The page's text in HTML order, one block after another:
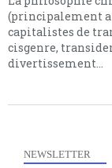
(principalement
capitalistes de
cisgenre,
divertissement...
NEWSLETTER